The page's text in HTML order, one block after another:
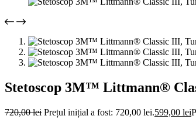
Stetoscop 3M™ Littmann®
720,00lei Prețul inițial a fost: 720,00 lei.599,00 lei